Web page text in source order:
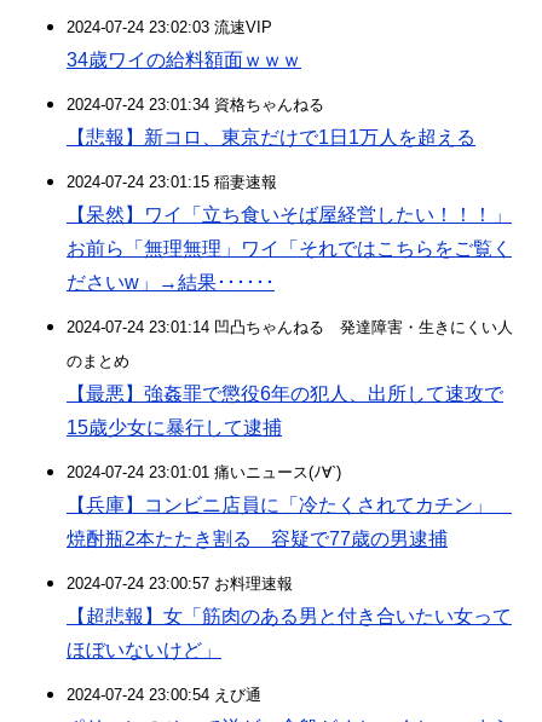
2024-07-24 23:02:03 流速VIP
34歳ワイの給料額面ｗｗｗ
2024-07-24 23:01:34 資格ちゃんねる
【悲報】新コロ、東京だけで1日1万人を超える
2024-07-24 23:01:15 稲妻速報
【呆然】ワイ「立ち食いそば屋経営したい！！！」
お前ら「無理無理」ワイ「それではこちらをご覧く
ださいw」→結果･･････
2024-07-24 23:01:14 凹凸ちゃんねる 発達障害・生きにくい人
のまとめ
【最悪】強姦罪で懲役6年の犯人、出所して速攻で
15歳少女に暴行して逮捕
2024-07-24 23:01:01 痛いニュース(ﾉ∀`)
【兵庫】コンビニ店員に「冷たくされてカチン」
焼酎瓶2本たたき割る 容疑で77歳の男逮捕
2024-07-24 23:00:57 お料理速報
【超悲報】女「筋肉のある男と付き合いたい女って
ほぼいないけど」
2024-07-24 23:00:54 えび通